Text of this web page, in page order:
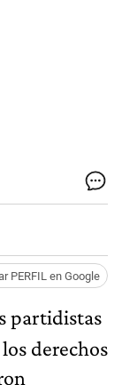
PERFIL en Google
partidistas
derechos